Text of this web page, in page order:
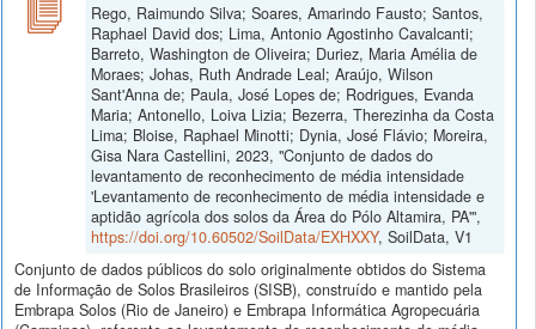
Rego, Raimundo Silva; Soares, Amarindo Fausto; Santos,
Raphael David dos; Lima, Antonio Agostinho Cavalcanti;
Barreto, Washington de Oliveira; Duriez, Maria Amélia de
Moraes; Johas, Ruth Andrade Leal; Araújo, Wilson
Sant'Anna de; Paula, José Lopes de; Rodrigues, Evanda
Maria; Antonello, Loiva Lizia; Bezerra, Therezinha da Costa
Lima; Bloise, Raphael Minotti; Dynia, José Flávio; Moreira,
Gisa Nara Castellini, 2023, "Conjunto de dados do
levantamento de reconhecimento de média intensidade
'Levantamento de reconhecimento de média intensidade e
aptidão agrícola dos solos da Área do Pólo Altamira, PA'",
https://doi.org/10.60502/SoilData/EXHXXY, SoilData, V1
Conjunto de dados públicos do solo originalmente obtidos do Sistema
de Informação de Solos Brasileiros (SISB), construído e mantido pela
Embrapa Solos (Rio de Janeiro) e Embrapa Informática Agropecuária